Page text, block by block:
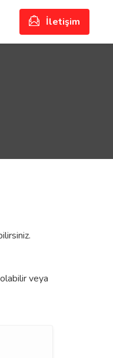
İletişim
veya